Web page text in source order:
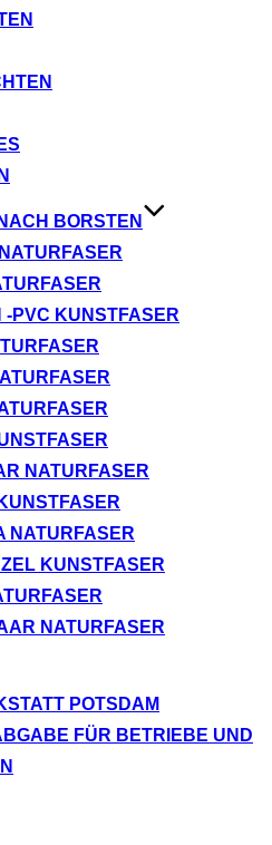
BORSTEN
-PVC KUNSTFASER
NATURFASER
NATURFASER
KUNSTFASER
NATURFASER
POTSDAM
FÜR BETRIEBE UND